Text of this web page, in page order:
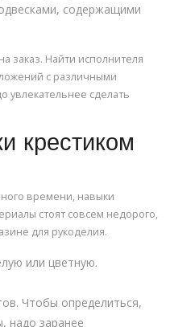
содержащими
заказ. Найти исполнителя
с различными
увлекательнее сделать
крестиком
времени, навыки
стоят совсем недорого,
для рукоделия.
или цветную.
Чтобы определиться,
надо заранее